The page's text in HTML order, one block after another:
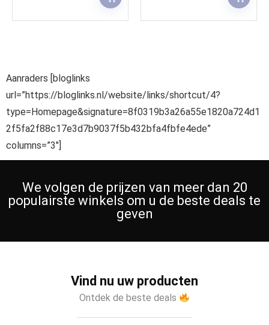
Aanraders [bloglinks
url=”https://bloglinks.nl/website/links/shortcut/4?
type=Homepage&signature=8f0319b3a26a55e1820a724d1
2f5fa2f88c17e3d7b9037f5b432bfa4fbfe4ede”
columns=”3″]
We volgen de prijzen van meer dan 20
populairste winkels om u de beste deals te
geven
Vind nu uw producten
Ontdek de beste deals